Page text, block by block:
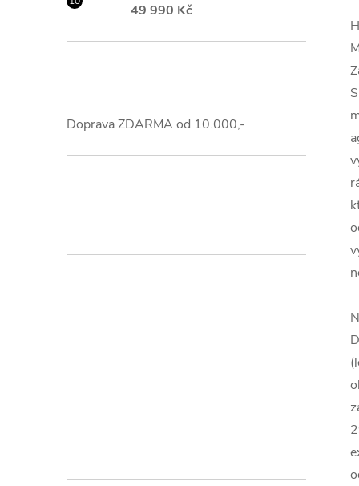
49 990 Kč
Doprava ZDARMA od 10.000,-